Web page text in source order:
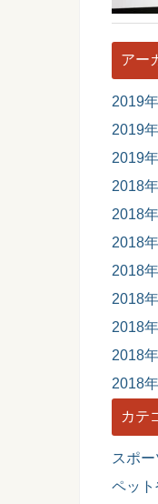
アー
2019
2019
2019
2018
2018
2018
2018
2018
2018
2018
2018
カテ
スポ
ペッ